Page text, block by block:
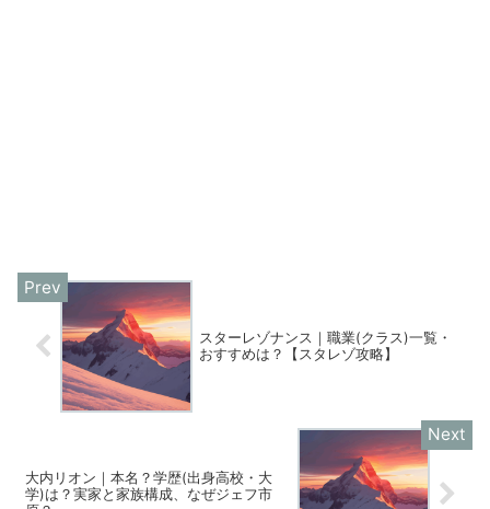
スターレゾナンス｜職業(クラス)一覧・
おすすめは？【スタレゾ攻略】
大内リオン｜本名？学歴(出身高校・大
学)は？実家と家族構成、なぜジェフ市